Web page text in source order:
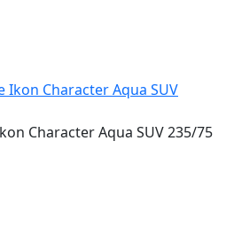
Character Aqua SUV 235/75